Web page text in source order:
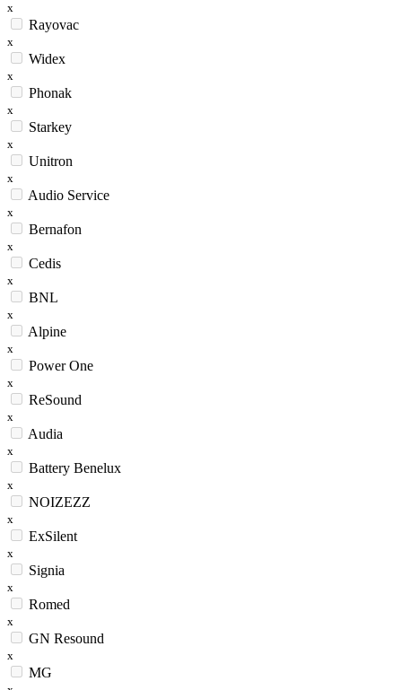
x
Rayovac
x
Widex
x
Phonak
x
Starkey
x
Unitron
x
Audio Service
x
Bernafon
x
Cedis
x
BNL
x
Alpine
x
Power One
x
ReSound
x
Audia
x
Battery Benelux
x
NOIZEZZ
x
ExSilent
x
Signia
x
Romed
x
GN Resound
x
MG